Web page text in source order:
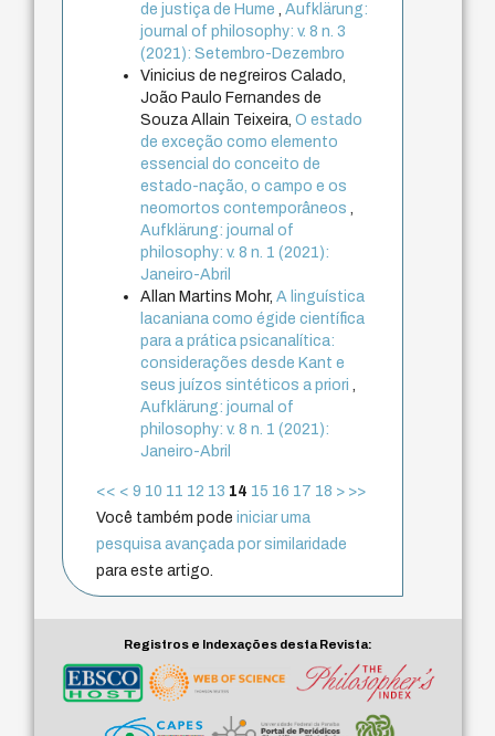
de justiça de Hume,Aufklärung:
journal of philosophy: v. 8 n. 3
(2021): Setembro-Dezembro
Vinicius de negreiros Calado,
João Paulo Fernandes de
Souza Allain Teixeira,O estado
de exceção como elemento
essencial do conceito de
estado-nação, o campo e os
neomortos contemporâneos,
Aufklärung: journal of
philosophy: v. 8 n. 1 (2021):
Janeiro-Abril
Allan Martins Mohr,A linguística
lacaniana como égide científica
para a prática psicanalítica:
considerações desde Kant e
seus juízos sintéticos a priori,
Aufklärung: journal of
philosophy: v. 8 n. 1 (2021):
Janeiro-Abril
<< < 9 10 11 12 13 14 15 16 17 18 > >>
Você também podeiniciar uma
pesquisa avançada por similaridade
para este artigo.
Registros e Indexações desta Revista: